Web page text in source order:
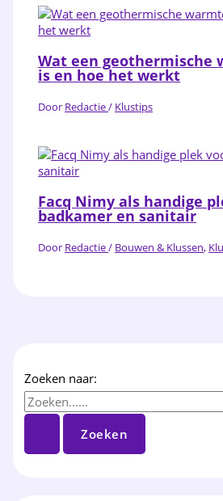
Wat een geothermische
is en hoe het werkt
Door Redactie/ Klustips
Facq Nimy als handige
badkamer en sanitair
Door Redactie/ Bouwen & Klussen,
Zoeken naar: